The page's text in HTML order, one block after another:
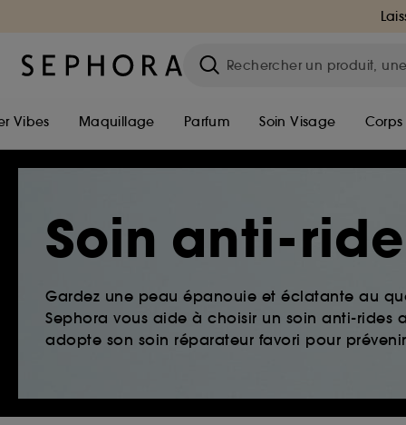
Vibes Maquillage Parfum Soin Visage Corps
Soin anti-
Gardez une peau épanouie et éclatante au
Sephora vous aide à choisir un soin anti-rides
adopte son soin réparateur favori pour